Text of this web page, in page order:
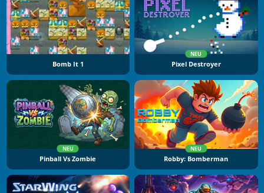
Bomb It 1
NEU
Pixel Destroyer
NEU
Pinball Vs Zombie
NEU
Robby: Bomberman